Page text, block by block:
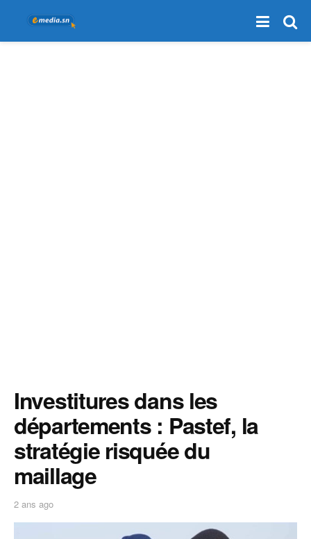
Investitures dans les
départements : Pastef, la
stratégie risquée du
maillage
2 ans ago